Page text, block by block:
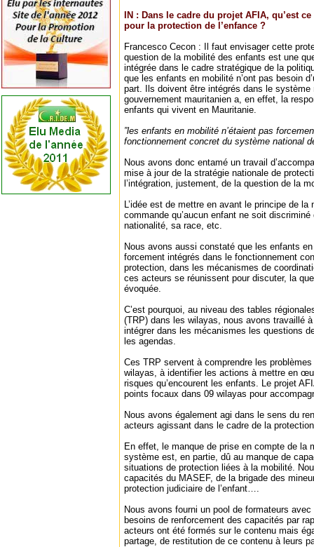
IN : Dans le cadre du projet AFIA, qu’est
pour la protection de l’enfance ?
Francesco Cecon : Il faut envisager cette
question de la mobilité des enfants est une
intégrée dans le cadre stratégique de la
que les enfants en mobilité n’ont pas besoin
part. Ils doivent être intégrés dans le système
gouvernement mauritanien a, en effet, la
enfants qui vivent en Mauritanie.
”les enfants en mobilité n’étaient pas
fonctionnement concret du système national
Nous avons donc entamé un travail
mise à jour de la stratégie nationale de
l’intégration, justement, de la question de la
L’idée est de mettre en avant le principe de la
commande qu’aucun enfant ne soit
nationalité, sa race, etc.
Nous avons aussi constaté que les enfants
forcement intégrés dans le fonctionnement
protection, dans les mécanismes de
ces acteurs se réunissent pour discuter, la
évoquée.
C’est pourquoi, au niveau des tables
(TRP) dans les wilayas, nous avons travaillé
intégrer dans les mécanismes les questions
les agendas.
Ces TRP servent à comprendre les
wilayas, à identifier les actions à mettre en
risques qu’encourent les enfants. Le projet
points focaux dans 09 wilayas pour
Nous avons également agi dans le sens du
acteurs agissant dans le cadre de la
En effet, le manque de prise en compte de la
système est, en partie, dû au manque de
situations de protection liées à la mobilité.
capacités du MASEF, de la brigade des
protection judiciaire de l’enfant….
Nous avons fourni un pool de formateurs
besoins de renforcement des capacités par
acteurs ont été formés sur le contenu mais
partage, de restitution de ce contenu à leurs